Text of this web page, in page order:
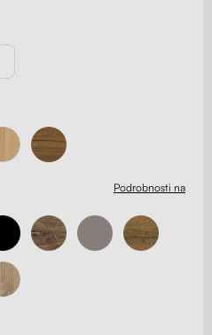
Podrobnosti na